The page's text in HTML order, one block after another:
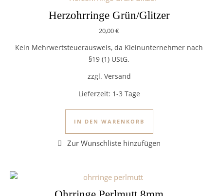
Herzohrringe Grün/Glitzer
20,00€
Kein Mehrwertsteuerausweis, da Kleinunternehmer nach
§19 (1) UStG.
zzgl. Versand
Lieferzeit: 1-3 Tage
IN DEN WARENKORB